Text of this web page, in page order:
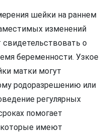
шейки на раннем
изменений
о
беременности. Узкое
матки могут
родоразрешению или
регулярных
помогает
имеют